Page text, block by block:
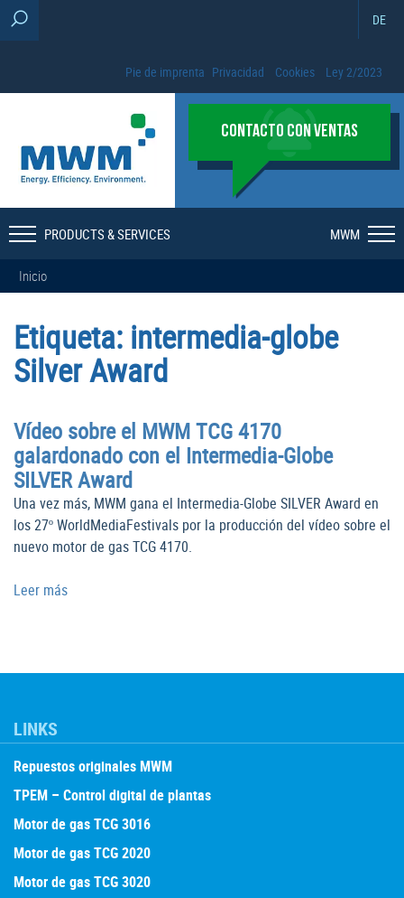
DE
Pie de imprenta Privacidad Cookies Ley 2/2023
CONTACTO CON VENTAS
PRODUCTS & SERVICES MWM
Inicio
Etiqueta: intermedia-globe
Silver Award
Vídeo sobre el MWM TCG 4170
galardonado con el Intermedia-Globe
SILVER Award
Una vez más, MWM gana el Intermedia-Globe SILVER Award en
los 27º WorldMediaFestivals por la producción del vídeo sobre el
nuevo motor de gas TCG 4170.
Leer más
LINKS
Repuestos originales MWM
TPEM – Control digital de plantas
Motor de gas TCG 3016
Motor de gas TCG 2020
Motor de gas TCG 3020